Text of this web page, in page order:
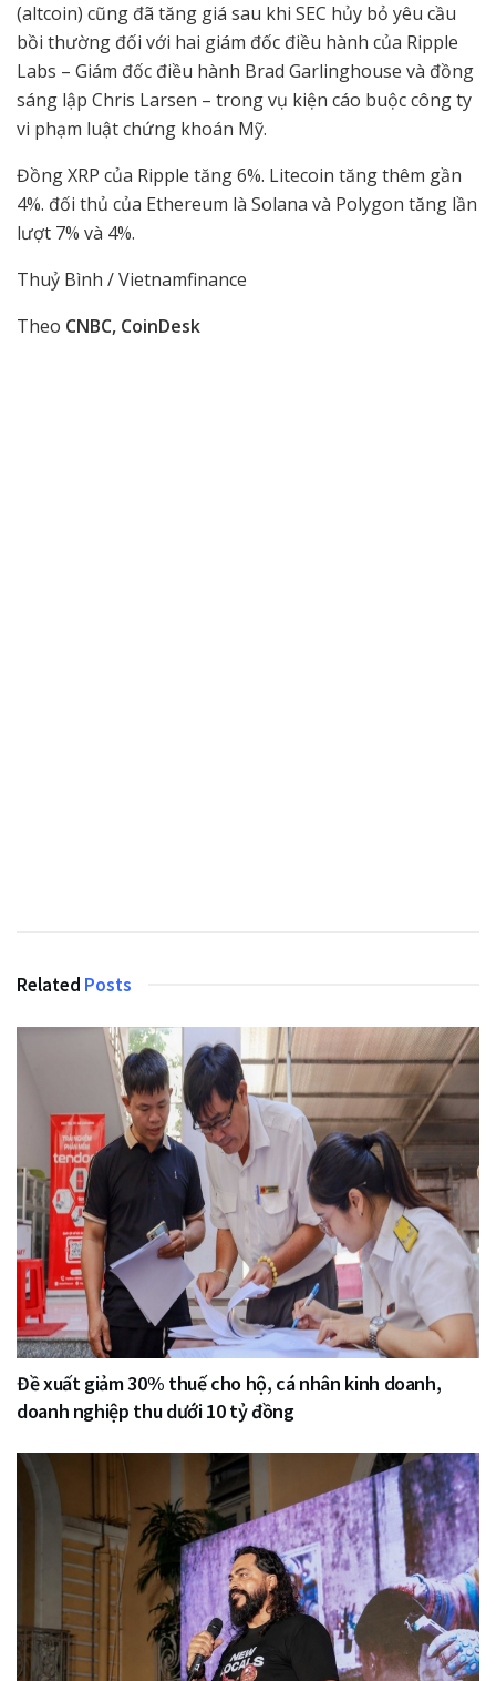
(altcoin) cũng đã tăng giá sau khi SEC hủy bỏ yêu cầu
bồi thường đối với hai giám đốc điều hành của Ripple
Labs – Giám đốc điều hành Brad Garlinghouse và đồng
sáng lập Chris Larsen – trong vụ kiện cáo buộc công ty
vi phạm luật chứng khoán Mỹ.
Đồng XRP của Ripple tăng 6%. Litecoin tăng thêm gần
4%. đối thủ của Ethereum là Solana và Polygon tăng lần
lượt 7% và 4%.
Thuỷ Bình / Vietnamfinance
Theo CNBC, CoinDesk
Related Posts
Đề xuất giảm 30% thuế cho hộ, cá nhân kinh doanh,
doanh nghiệp thu dưới 10 tỷ đồng